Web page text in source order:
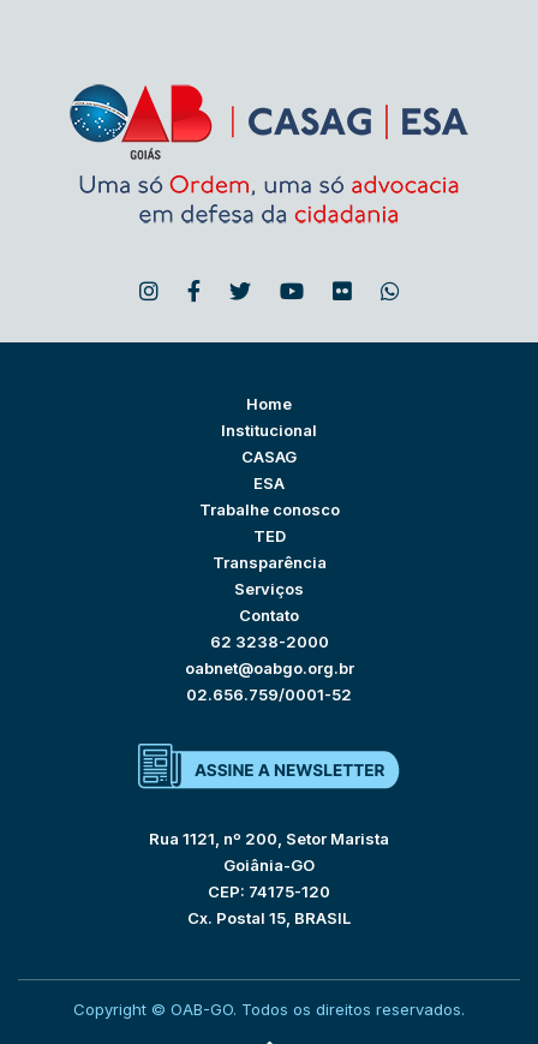
Home
Institucional
CASAG
ESA
Trabalhe conosco
TED
Transparência
Serviços
Contato
62 3238-2000
oabnet@oabgo.org.br
02.656.759/0001-52
Rua 1121, nº 200, Setor Marista
Goiânia-GO
CEP: 74175-120
Cx. Postal 15, BRASIL
Copyright © OAB-GO. Todos os direitos reservados.